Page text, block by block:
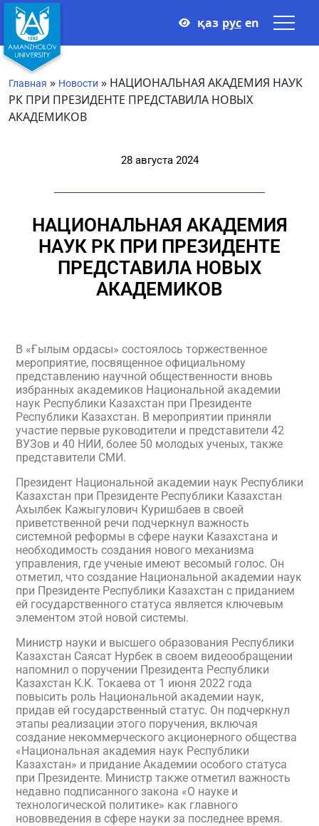
қаз рус en
Главная » Новости » НАЦИОНАЛЬНАЯ АКАДЕМИЯ НАУК
РК ПРИ ПРЕЗИДЕНТЕ ПРЕДСТАВИЛА НОВЫХ
АКАДЕМИКОВ
28 августа 2024
НАЦИОНАЛЬНАЯ АКАДЕМИЯ
НАУК РК ПРИ ПРЕЗИДЕНТЕ
ПРЕДСТАВИЛА НОВЫХ
АКАДЕМИКОВ
В «Ғылым ордасы» состоялось торжественное
мероприятие, посвященное официальному
представлению научной общественности вновь
избранных академиков Национальной академии
наук Республики Казахстан при Президенте
Республики Казахстан. В мероприятии приняли
участие первые руководители и представители 42
ВУЗов и 40 НИИ, более 50 молодых ученых, также
представители СМИ.
Президент Национальной академии наук Республики
Казахстан при Президенте Республики Казахстан
Ахылбек Кажыгулович Куришбаев в своей
приветственной речи подчеркнул важность
системной реформы в сфере науки Казахстана и
необходимость создания нового механизма
управления, где ученые имеют весомый голос. Он
отметил, что создание Национальной академии наук
при Президенте Республики Казахстан с приданием
ей государственного статуса является ключевым
элементом этой новой системы.
Министр науки и высшего образования Республики
Казахстан Саясат Нурбек в своем видеообращении
напомнил о поручении Президента Республики
Казахстан К.К. Токаева от 1 июня 2022 года
повысить роль Национальной академии наук,
придав ей государственный статус. Он подчеркнул
этапы реализации этого поручения, включая
создание некоммерческого акционерного общества
«Национальная академия наук Республики
Казахстан» и придание Академии особого статуса
при Президенте. Министр также отметил важность
недавно подписанного закона «О науке и
технологической политике» как главного
нововведения в сфере науки за последнее время.